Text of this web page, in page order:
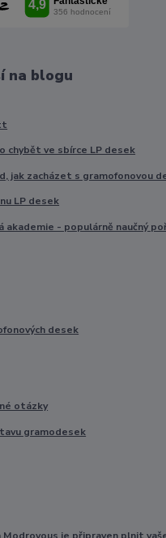
na blogu
chybět ve sbírce LP desek
jak zacházet s gramofonovou
LP desek
akademie - populárně naučný
desek
otázky
gramodesek